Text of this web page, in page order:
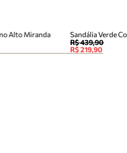
Alto Miranda
Sandália Verde
R$ 439,90
R$ 219,90